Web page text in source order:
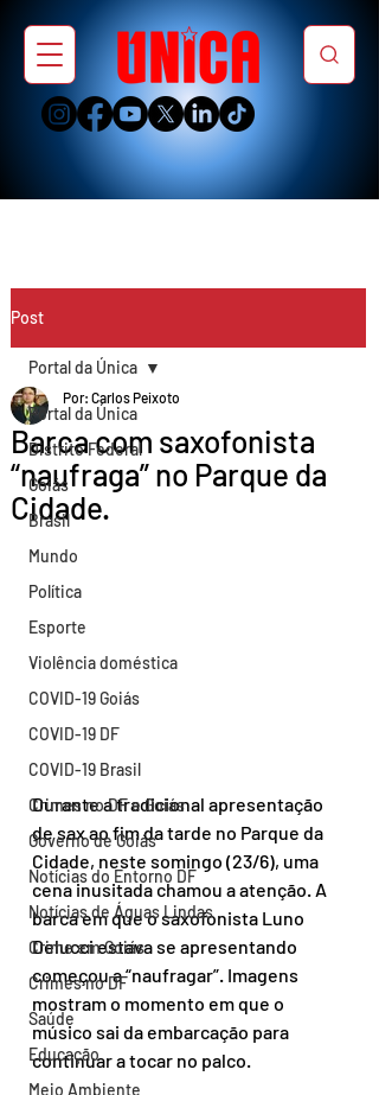
Post
Portal da Única
Distrito Federal
Goiás
Brasil
Mundo
Política
Esporte
Violência doméstica
COVID-19 Goiás
COVID-19 DF
COVID-19 Brasil
Crimes no DF e Goiás
Governo de Goiás
Notícias do Entorno DF
Notícias de Águas Lindas
Crime em Goiás
Crimes no DF
Saúde
Educação
Meio Ambiente
Portal da Única
Barca com saxofonista
“naufraga” no Parque da
Cidade.
Por: Carlos Peixoto
Durante a tradicional apresentação
de sax ao fim da tarde no Parque da
Cidade, neste somingo (23/6), uma
cena inusitada chamou a atenção. A
barca em que o saxofonista Luno
Delucci estava se apresentando
começou a “naufragar”. Imagens
mostram o momento em que o
músico sai da embarcação para
continuar a tocar no palco.